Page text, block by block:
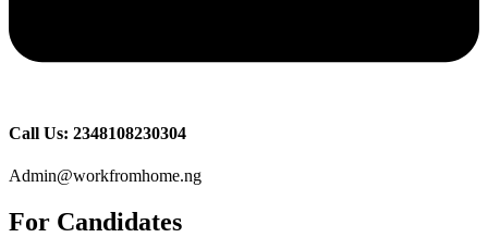
Call Us: 2348108230304
Admin@workfromhome.ng
For Candidates